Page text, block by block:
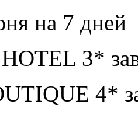
на 7 дней
3*
4*